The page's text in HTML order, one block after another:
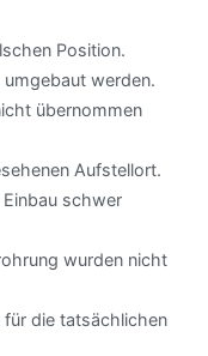
Position.
werden.
übernommen
Aufstellort.
schwer
wurden nicht
die tatsächlichen